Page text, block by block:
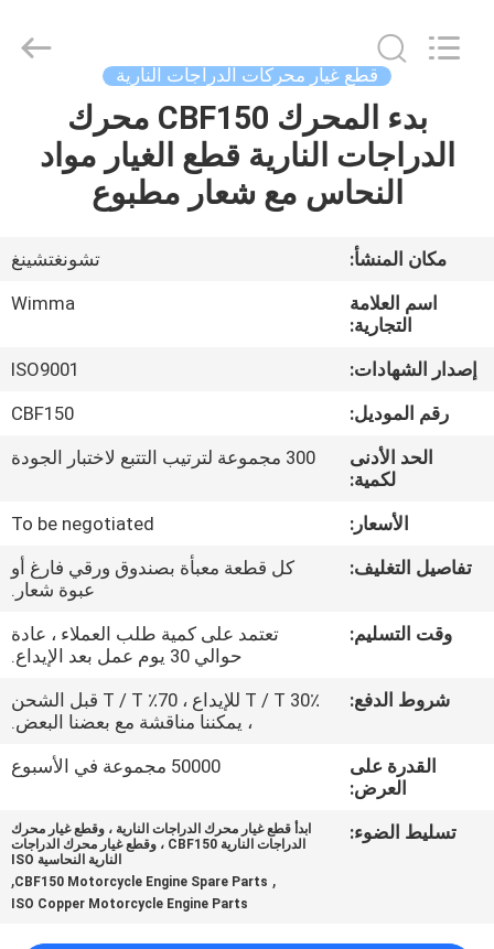
المنزل
المنتجات
أشرطة
فيديو
حولنا
جولة
المصنع
رقابة
جودة
أخبار
اطلب
اقتباس
قطع غيار محركات الدراجات النارية
بدء المحرك CBF150 محرك
الدراجات النارية قطع الغيار مواد
النحاس مع شعار مطبوع
مكان المنشأ:
تشونغتشينغ
اسم العلامة
التجارية:
Wimma
إصدار الشهادات:
ISO9001
رقم الموديل:
CBF150
الحد الأدنى
لكمية:
300 مجموعة لترتيب التتبع لاختبار الجودة
الأسعار:
To be negotiated
تفاصيل التغليف:
كل قطعة معبأة بصندوق ورقي فارغ أو
عبوة شعار.
وقت التسليم:
تعتمد على كمية طلب العملاء ، عادة
حوالي 30 يوم عمل بعد الإيداع.
شروط الدفع:
30٪ T / T للإيداع ، 70٪ T / T قبل الشحن
، يمكننا مناقشة مع بعضنا البعض.
القدرة على
العرض:
50000 مجموعة في الأسبوع
تسليط الضوء:
ابدأ قطع غيار محرك الدراجات النارية ، وقطع غيار محرك
الدراجات النارية CBF150 ، وقطع غيار محرك الدراجات
النارية النحاسية ISO
,
CBF150 Motorcycle Engine Spare Parts
,
ISO Copper Motorcycle Engine Parts